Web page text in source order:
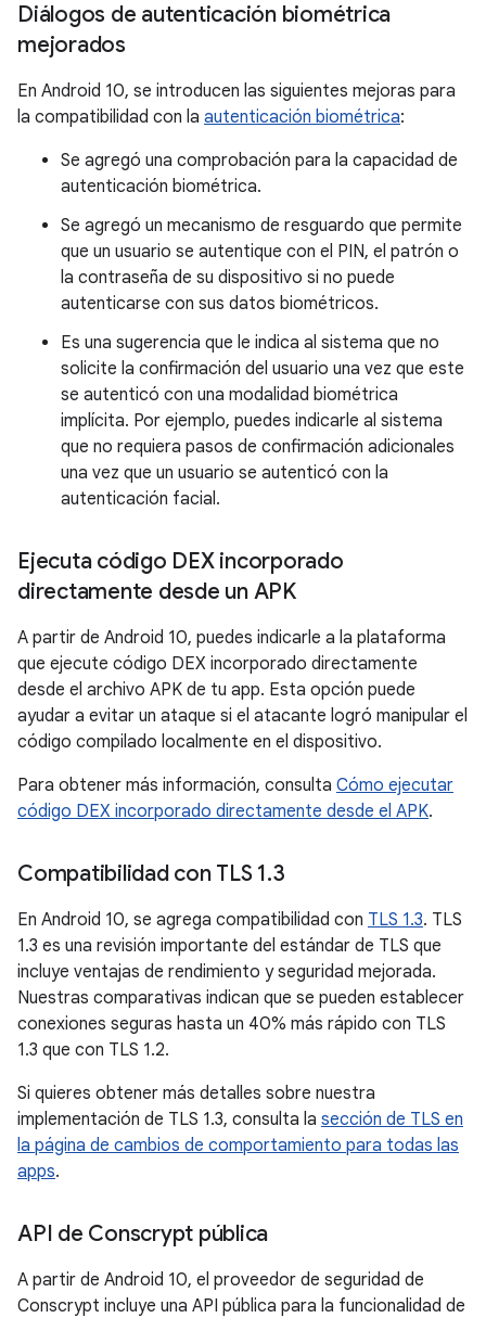
Diálogos de autenticación biométrica
mejorados
En Android 10, se introducen las siguientes mejoras para
la compatibilidad con la autenticación biométrica:
Se agregó una comprobación para la capacidad de
autenticación biométrica.
Se agregó un mecanismo de resguardo que permite
que un usuario se autentique con el PIN, el patrón o
la contraseña de su dispositivo si no puede
autenticarse con sus datos biométricos.
Es una sugerencia que le indica al sistema que no
solicite la confirmación del usuario una vez que este
se autenticó con una modalidad biométrica
implícita. Por ejemplo, puedes indicarle al sistema
que no requiera pasos de confirmación adicionales
una vez que un usuario se autenticó con la
autenticación facial.
Ejecuta código DEX incorporado
directamente desde un APK
A partir de Android 10, puedes indicarle a la plataforma
que ejecute código DEX incorporado directamente
desde el archivo APK de tu app. Esta opción puede
ayudar a evitar un ataque si el atacante logró manipular el
código compilado localmente en el dispositivo.
Para obtener más información, consulta Cómo ejecutar
código DEX incorporado directamente desde el APK.
Compatibilidad con TLS 1.3
En Android 10, se agrega compatibilidad con TLS 1.3. TLS
1.3 es una revisión importante del estándar de TLS que
incluye ventajas de rendimiento y seguridad mejorada.
Nuestras comparativas indican que se pueden establecer
conexiones seguras hasta un 40% más rápido con TLS
1.3 que con TLS 1.2.
Si quieres obtener más detalles sobre nuestra
implementación de TLS 1.3, consulta la sección de TLS en
la página de cambios de comportamiento para todas las
apps.
API de Conscrypt pública
A partir de Android 10, el proveedor de seguridad de
Conscrypt incluye una API pública para la funcionalidad de